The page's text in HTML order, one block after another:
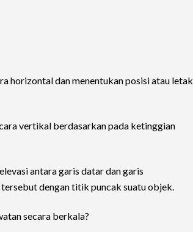
horizontal dan menentukan posisi atau letak
vertikal berdasarkan pada ketinggian
antara garis datar dan garis
dengan titik puncak suatu objek.
secara berkala?